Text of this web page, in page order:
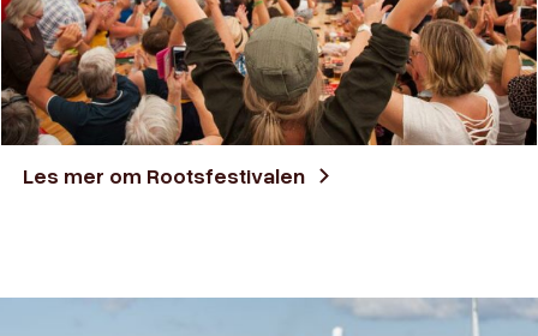
Les mer om Rootsfestivalen